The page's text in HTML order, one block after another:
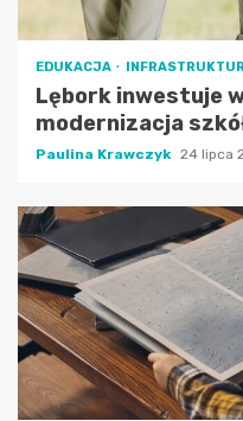
EDUKACJA
Lębork inwestuje
modernizacja
Paulina Krawczyk 24 lipca